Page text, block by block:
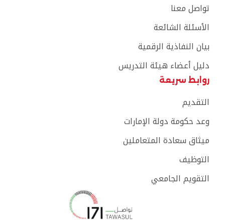
تواصل معنا
الأسئلة الشائعة
بيان النفاذية الرقمية
دليل أعضاء هيئة التدريس
روابط سريعة
التقديم
وعد حكومة دولة الإمارات
ميثاق سعادة المتعاملين
التوظيف
التقويم الجامعي